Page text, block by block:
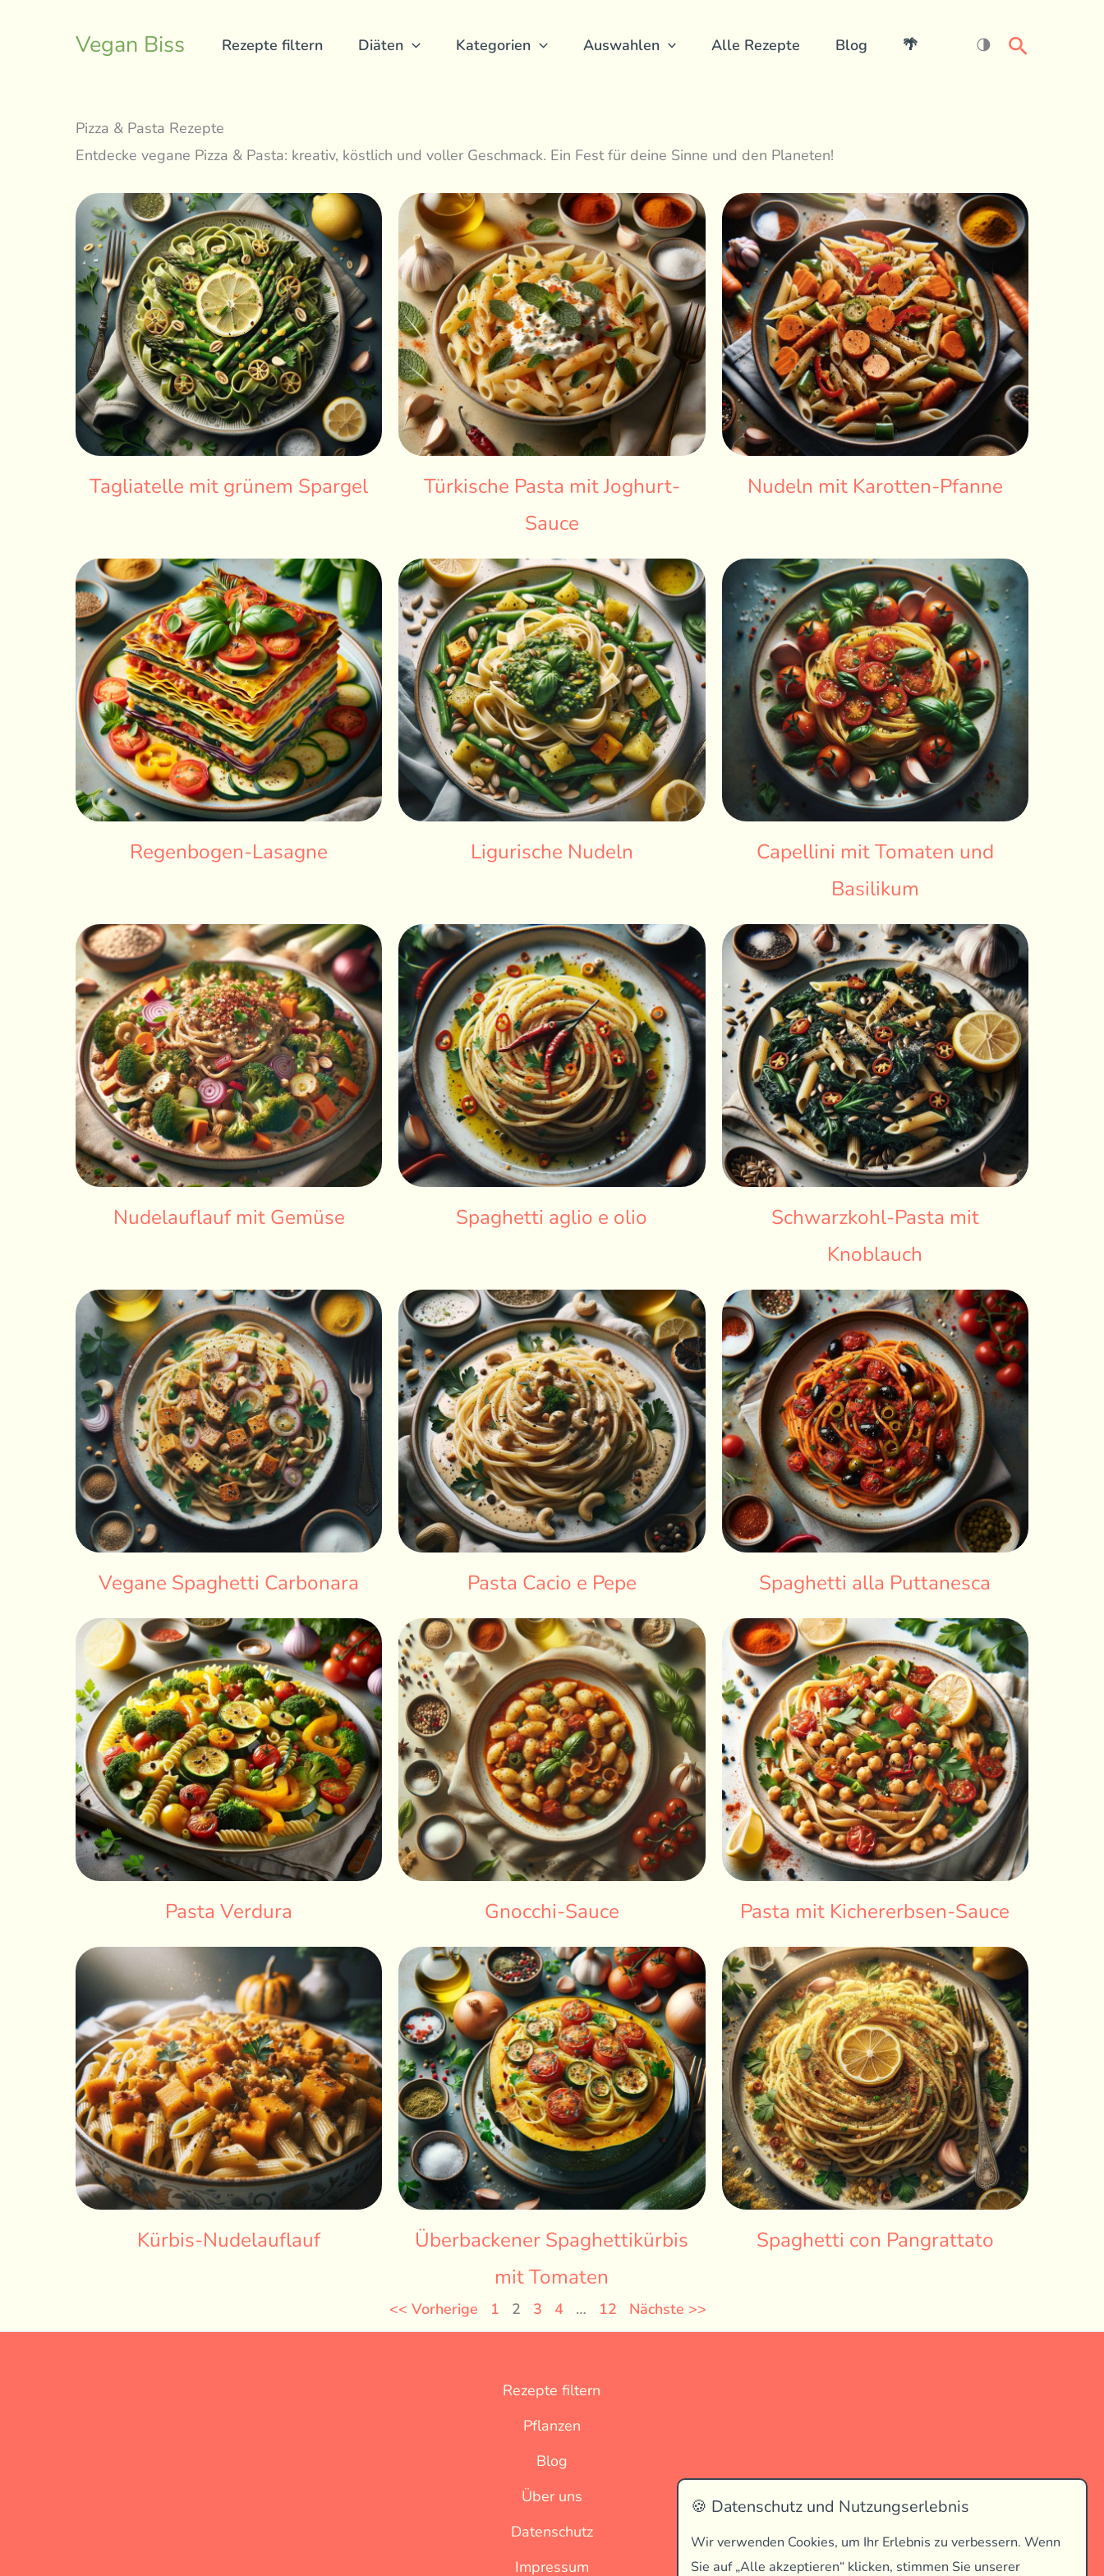
🍪 Datenschutz und Nutzungserlebnis
Wir verwenden Cookies, um Ihr Erlebnis zu verbessern. Wenn
Sie auf „Alle akzeptieren“ klicken, stimmen Sie unserer
Vegan Biss Rezepte filtern Diäten Kategorien Auswahlen Alle Rezepte Blog 🌴 🌗 Search
Pizza & Pasta Rezepte
Entdecke vegane Pizza & Pasta: kreativ, köstlich und voller Geschmack. Ein Fest für deine Sinne und den Planeten!
Tagliatelle mit grünem Spargel
Türkische Pasta mit Joghurt-
Sauce
Nudeln mit Karotten-Pfanne
Regenbogen-Lasagne Ligurische Nudeln
Capellini mit Tomaten und
Basilikum
Nudelauflauf mit Gemüse Spaghetti aglio e olio
Schwarzkohl-Pasta mit
Knoblauch
Vegane Spaghetti Carbonara Pasta Cacio e Pepe Spaghetti alla Puttanesca
Pasta Verdura Gnocchi-Sauce Pasta mit Kichererbsen-Sauce
Kürbis-Nudelauflauf
Überbackener Spaghettikürbis
mit Tomaten
Spaghetti con Pangrattato
<< Vorherige 1 2 3 4 … 12 Nächste >>
Rezepte filtern
Pflanzen
Blog
Über uns
Datenschutz
Impressum